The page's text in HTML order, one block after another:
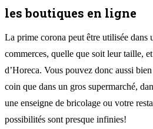
les boutiques en ligne
La prime corona peut être utilisée dans
commerces, quelle que soit leur taille,
d’Horeca. Vous pouvez donc aussi
coin que dans un gros supermarché,
une enseigne de bricolage ou votre
possibilités sont presque infinies!